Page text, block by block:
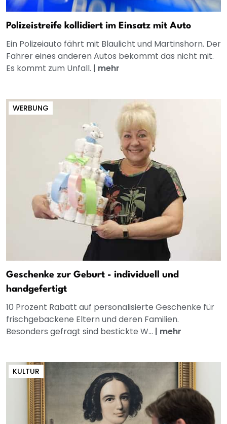
Polizeistreife kollidiert im Einsatz mit Auto
Ein Polizeiauto fährt mit Blaulicht und Martinshorn. Der
Fahrer eines anderen Autos bekommt das nicht mit.
Es kommt zum Unfall. | mehr
WERBUNG
Geschenke zur Geburt - individuell und
handgefertigt
10 Prozent Rabatt auf personalisierte Geschenke für
frischgebackene Eltern und deren Familien.
Besonders gefragt sind bestickte W... | mehr
KULTUR